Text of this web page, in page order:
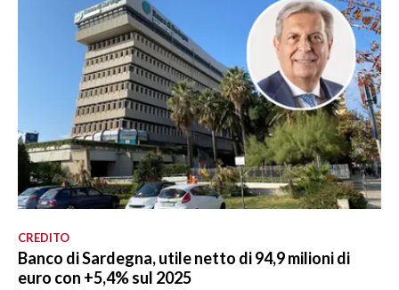
CREDITO
Banco di Sardegna, utile netto di 94,9 milioni di
euro con +5,4% sul 2025